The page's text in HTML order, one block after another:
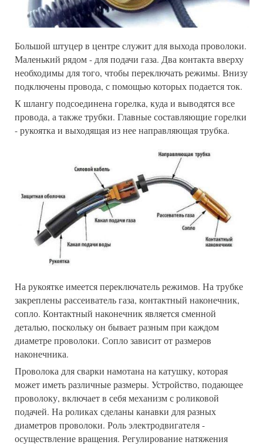
Большой штуцер в центре служит для выхода проволоки.
Маленький рядом - для подачи газа. Два контакта вверху
необходимы для того, чтобы переключать режимы. Внизу
подключены провода, с помощью которых подается ток.
К шлангу подсоединена горелка, куда и выводятся все
провода, а также трубки. Главные составляющие горелки
- рукоятка и выходящая из нее направляющая трубка.
На рукоятке имеется переключатель режимов. На трубке
закреплены рассеиватель газа, контактный наконечник,
сопло. Контактный наконечник является сменной
деталью, поскольку он бывает разным при каждом
диаметре проволоки. Сопло зависит от размеров
наконечника.
Проволока для сварки намотана на катушку, которая
может иметь различные размеры. Устройство, подающее
проволоку, включает в себя механизм с роликовой
подачей. На роликах сделаны канавки для разных
диаметров проволоки. Роль электродвигателя -
осуществление вращения. Регулирование натяжения